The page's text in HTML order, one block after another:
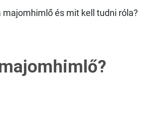
majomhimlő és mit kell tudni róla?